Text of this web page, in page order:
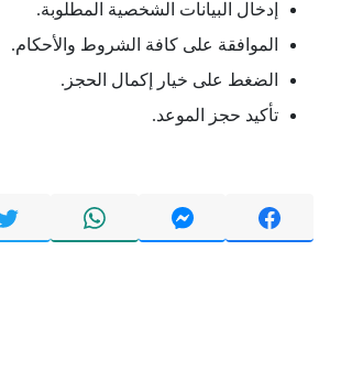
إدخال البيانات الشخصية المطلوبة.
الموافقة على كافة الشروط والأحكام.
الضغط على خيار إكمال الحجز.
تأكيد حجز الموعد.